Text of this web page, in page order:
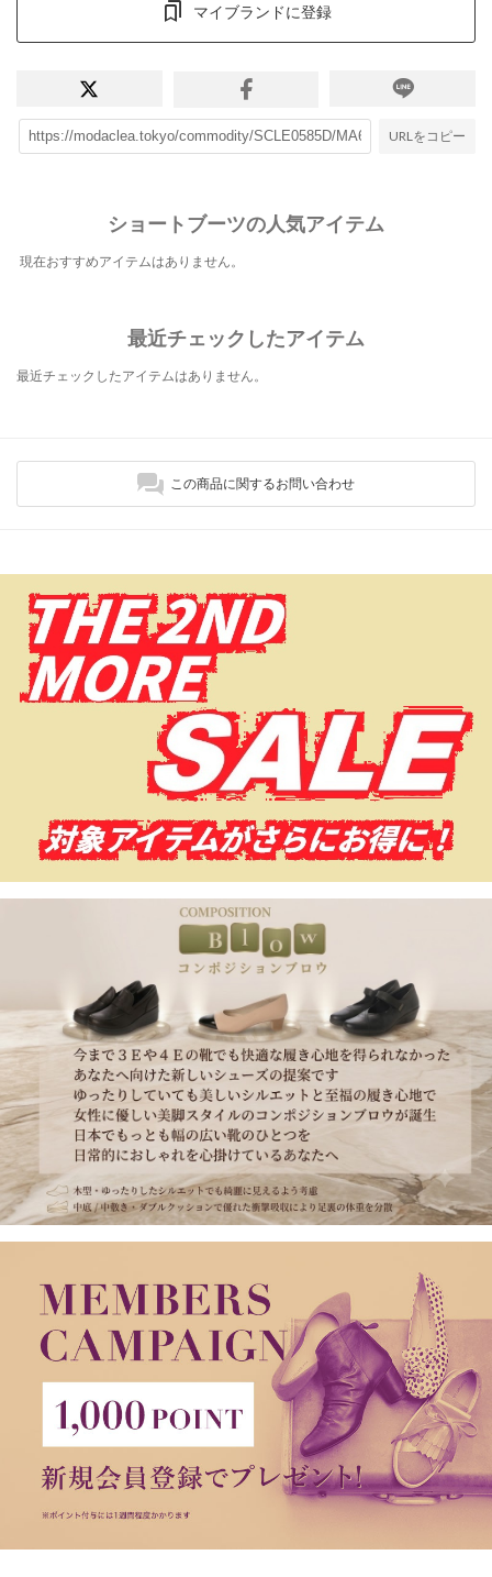
マイブランドに登録
URLをコピー
ショートブーツの人気アイテム
現在おすすめアイテムはありません。
最近チェックしたアイテム
最近チェックしたアイテムはありません。
この商品に関するお問い合わせ